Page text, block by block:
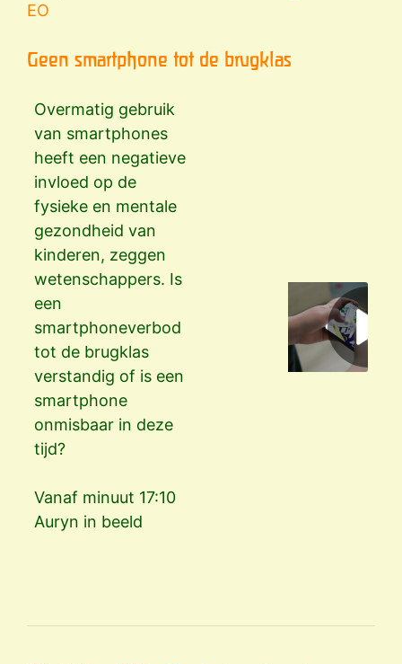
EO
Geen smartphone tot de brugklas
Overmatig gebruik
van smartphones
heeft een negatieve
invloed op de
fysieke en mentale
gezondheid van
kinderen, zeggen
wetenschappers. Is
een
smartphoneverbod
tot de brugklas
verstandig of is een
smartphone
onmisbaar in deze
tijd?
Vanaf minuut 17:10
Auryn in beeld